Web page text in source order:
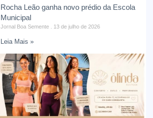
Rocha Leão ganha novo prédio da Escola
Municipal
Jornal Boa Semente 13 de julho de 2026
Leia Mais »